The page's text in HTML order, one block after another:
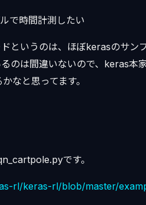
で時間計測したい
というのは、ほぼkerasのサン
のは間違いないので、keras本
なと思ってます。
です。
rl/keras-rl/blob/master/